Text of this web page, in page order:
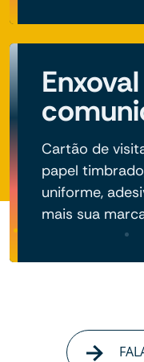
Cartão de
papel
uniforme,
mais sua